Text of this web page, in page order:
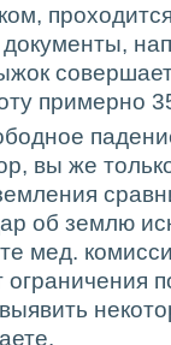
примерно
вы же
об землю
мед.